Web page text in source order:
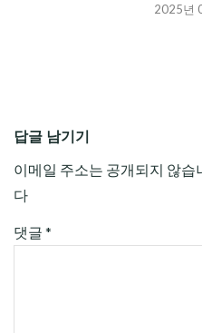
2025년
답글 남기기
이메일 주소는 공개되지 않습
다
댓글 *